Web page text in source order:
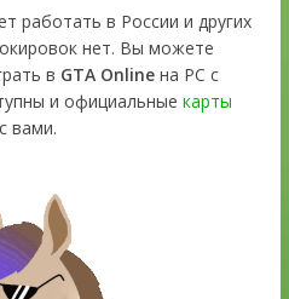
работать в России и других
нет. Вы можете
в GTA Onlineна PC с
и официальные карты
с вами.